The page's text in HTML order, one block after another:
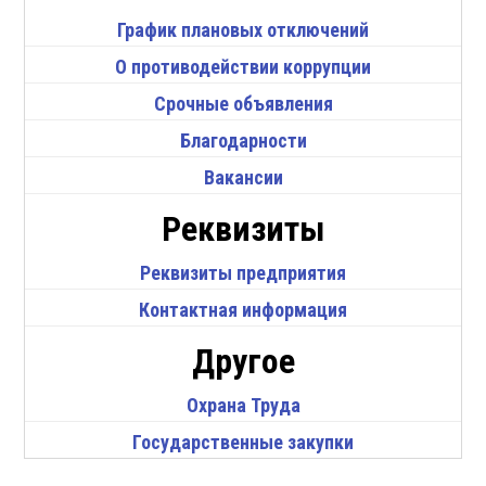
График плановых отключений
О противодействии коррупции
Срочные объявления
Благодарности
Вакансии
Реквизиты
Реквизиты предприятия
Контактная информация
Другое
Охрана Труда
Государственные закупки